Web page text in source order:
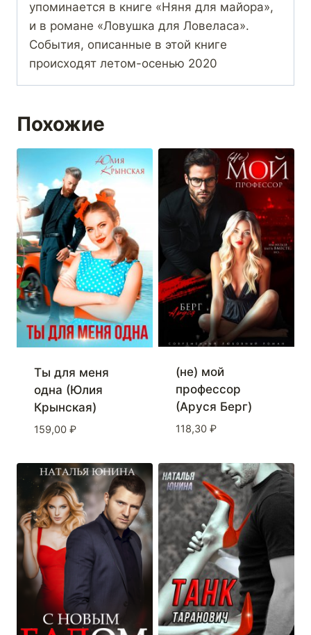
упоминается в книге «Няня для майора»,
и в романе «Ловушка для Ловеласа».
События, описанные в этой книге
происходят летом-осенью 2020
Похожие
Ты для меня
одна (Юлия
Крынская)
159,00 ₽
(не) мой
профессор
(Аруся Берг)
118,30 ₽